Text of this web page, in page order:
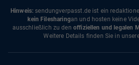
Hinweis: sendungverpasst.de ist ein
kein Filesharingan und hosten keine
ausschließlich zu den offiziellen und legalen
Weitere Details finden Sie in